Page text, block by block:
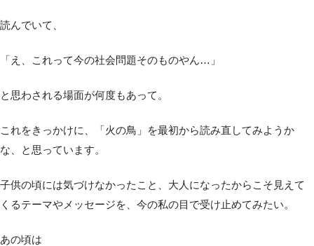
読んでいて、
「え、これって今の社会問題そのものやん…」
と思わされる場面が何度もあって。
これをきっかけに、「火の鳥」を最初から読み直してみようか
な、と思っています。
子供の頃には気づけなかったこと、大人になったからこそ見えて
くるテーマやメッセージを、今の私の目で受け止めてみたい。
あの頃は